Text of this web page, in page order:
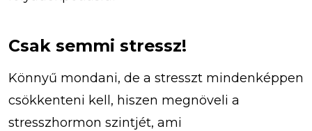
Csak semmi stressz!
Könnyű mondani, de a stresszt mindenképpen
csökkenteni kell, hiszen megnöveli a
stresszhormon szintjét, ami